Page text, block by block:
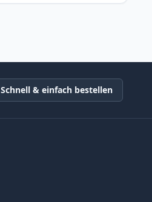
Schnell & einfach bestellen